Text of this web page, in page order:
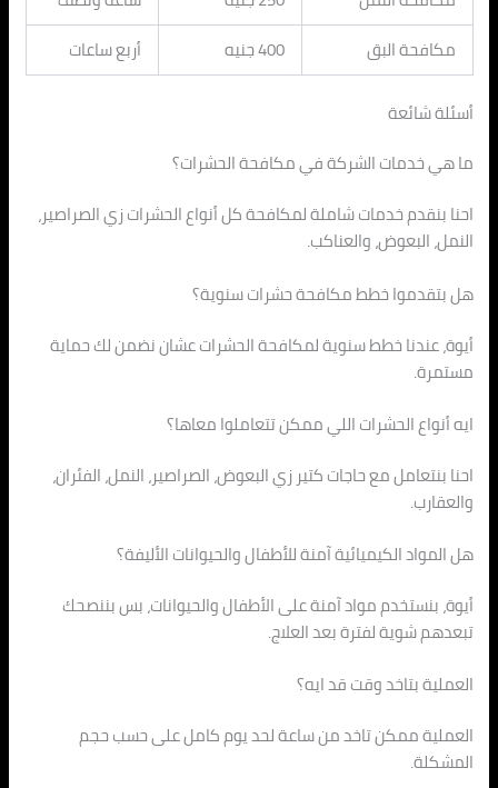
مكافحة البق
400 جنيه أربع ساعات
أسئلة شائعة
ما هي خدمات الشركة في مكافحة الحشرات؟
احنا بنقدم خدمات شاملة لمكافحة كل أنواع الحشرات زي الصراصير،
النمل، البعوض، والعناكب.
هل بتقدموا خطط مكافحة حشرات سنوية؟
أيوة، عندنا خطط سنوية لمكافحة الحشرات عشان نضمن لك حماية
مستمرة.
ايه أنواع الحشرات اللي ممكن تتعاملوا معاها؟
احنا بنتعامل مع حاجات كتير زي البعوض، الصراصير، النمل، الفئران،
والعقارب.
هل المواد الكيميائية آمنة للأطفال والحيوانات الأليفة؟
أيوة، بنستخدم مواد آمنة على الأطفال والحيوانات، بس بننصحك
تبعدهم شوية لفترة بعد العلاج.
العملية بتاخد وقت قد ايه؟
العملية ممكن تاخد من ساعة لحد يوم كامل على حسب حجم
المشكلة.